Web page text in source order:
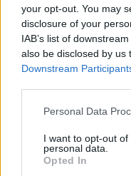
your opt-out. You may
disclosure of your
IAB’s list of
also be disclosed by us
Downstream
Please note that this
not limited to your visit
grant or deny consent
use your data for
Personal Data
I want to opt-out
personal data.
Opted In
Financiamento
Financing your